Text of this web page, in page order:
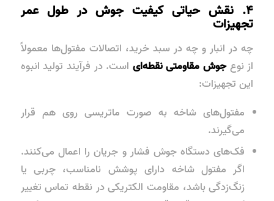
۴. نقش حیاتی کیفیت جوش در طول عمر
تجهیزات
چه در انبار و چه در سبد خرید، اتصالات مفتول‌ها معمولاً
از نوعجوش مقاومتی نقطه‌ای است. در فرآیند تولید انبوه
این تجهیزات:
مفتول‌های شاخه به صورت ماتریسی روی هم قرار
می‌گیرند.
فک‌های دستگاه جوش فشار و جریان را اعمال می‌کنند.
اگر مفتول شاخه دارای پوشش نامناسب، چربی یا
زنگ‌زدگی باشد، مقاومت الکتریکی در نقطه تماس تغییر